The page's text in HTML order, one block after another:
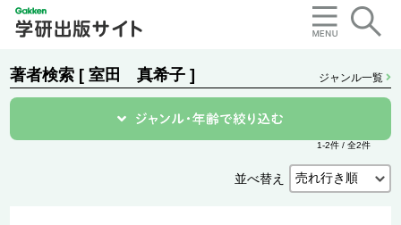
著者検索 [ 室田 真希子 ] ジャンル一覧
1-2件 / 全2件
並べ替え